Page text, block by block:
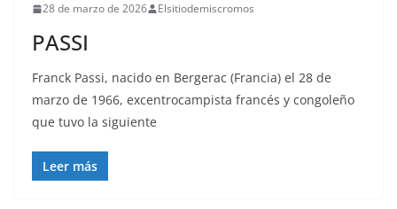
28 de marzo de 2026 Elsitiodemiscromos
PASSI
Franck Passi, nacido en Bergerac (Francia) el 28 de
marzo de 1966, excentrocampista francés y congoleño
que tuvo la siguiente
Leer más